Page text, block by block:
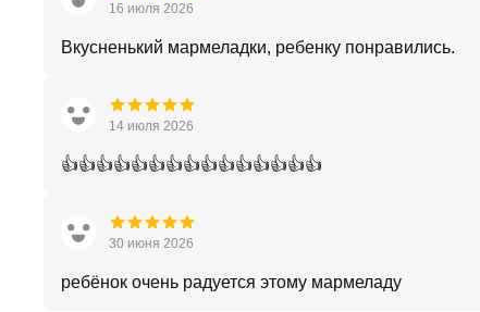
16 июля 2026
Вкусненький мармеладки, ребенку понравились.
14 июля 2026
👍👍👍👍👍👍👍👍👍👍👍👍👍👍👍
30 июня 2026
ребёнок очень радуется этому мармеладу